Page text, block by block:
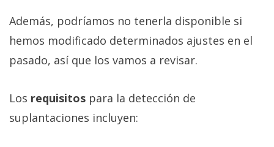
Además, podríamos no tenerla disponible si
hemos modificado determinados ajustes en el
pasado, así que los vamos a revisar.
Los requisitos para la detección de
suplantaciones incluyen: